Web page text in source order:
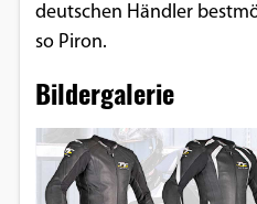
deutschen Händler
so Piron.
Bildergalerie